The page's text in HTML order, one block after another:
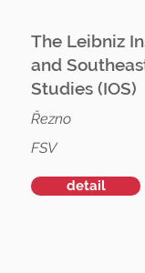
The Leibniz
and
Studies (IOS)
Řezno
FSV
detail